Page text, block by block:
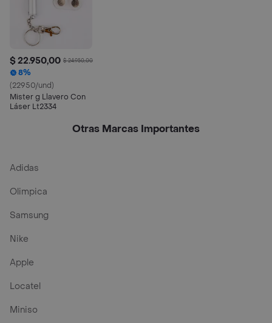
$ 22.950,00 $ 24.950,00
8%
(22950/und)
Mister g Llavero Con
Láser Lt2334
Otras Marcas Importantes
Adidas
Olimpica
Samsung
Nike
Apple
Locatel
Miniso